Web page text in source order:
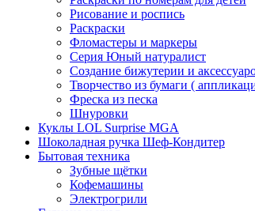
Рисование и роспись
Раскраски
Фломастеры и маркеры
Серия Юный натуралист
Создание бижутерии и
Творчество из бумаги (
Фреска из песка
Шнуровки
Куклы LOL Surprise MGA
Шоколадная ручка Шеф-Кондитер
Бытовая техника
Зубные щётки
Кофемашины
Электрогрили